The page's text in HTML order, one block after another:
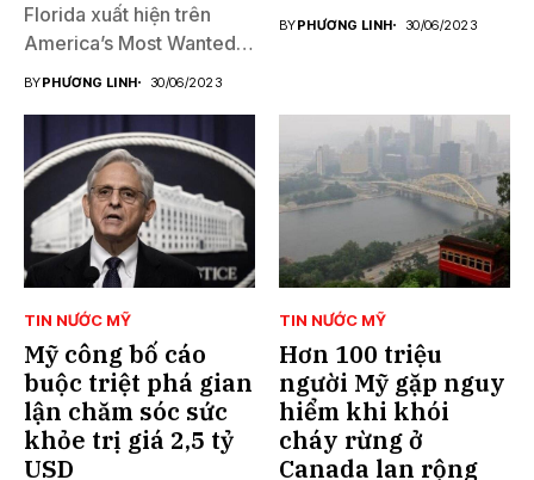
Florida xuất hiện trên
America’s Most Wanted
BYPHƯƠNG LINH 30/06/2023
BYPHƯƠNG LINH 30/06/2023
TIN NƯỚC MỸ
Mỹ công bố cáo
buộc triệt phá gian
lận chăm sóc sức
khỏe trị giá 2,5 tỷ
USD
TIN NƯỚC MỸ
Hơn 100 triệu
người Mỹ gặp nguy
hiểm khi khói
cháy rừng ở
Canada lan rộng